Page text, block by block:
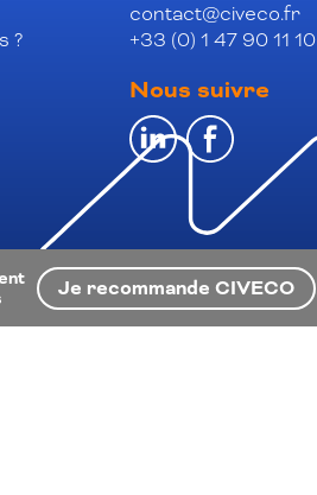
?
contact@civeco.fr
+33 (0) 1 47 90 11 10
Nous suivre
Je recommande CIVECO